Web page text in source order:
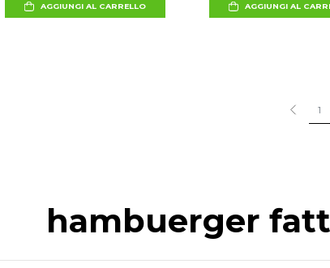
AGGIUNGI AL CARRELLO AGGIUNGI AL
1
hambuerger